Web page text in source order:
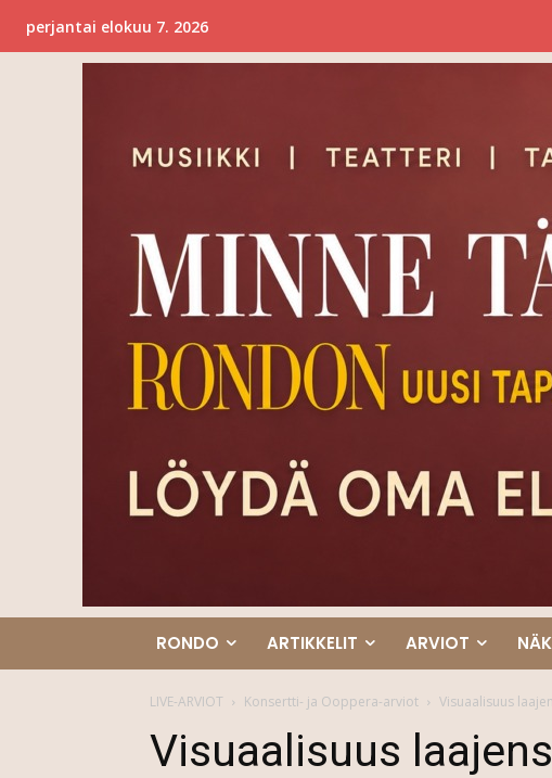
perjantai elokuu 7. 2026
RONDO ARTIKKELIT ARVIOT
LIVE-ARVIOT Konsertti- ja Ooppera-arviot Visuaalisuus
Visuaalisuus